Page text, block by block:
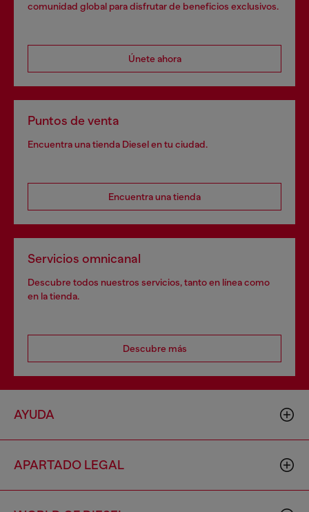
comunidad global para disfrutar de beneficios exclusivos.
Únete ahora
Puntos de venta
Encuentra una tienda Diesel en tu ciudad.
Encuentra una tienda
Servicios omnicanal
Descubre todos nuestros servicios, tanto en línea como
en la tienda.
Descubre más
AYUDA
APARTADO LEGAL